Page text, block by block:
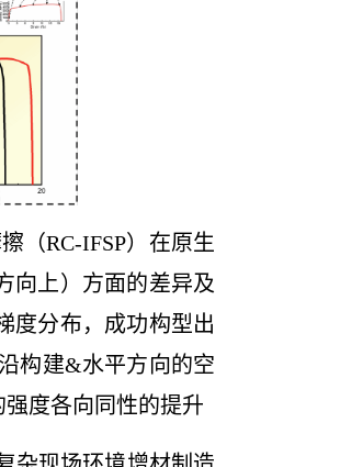
（RC-IFSP）在原生
向上）方面的差异及
度分布，成功构型出
构建&水平方向的空
度各向同性的提升